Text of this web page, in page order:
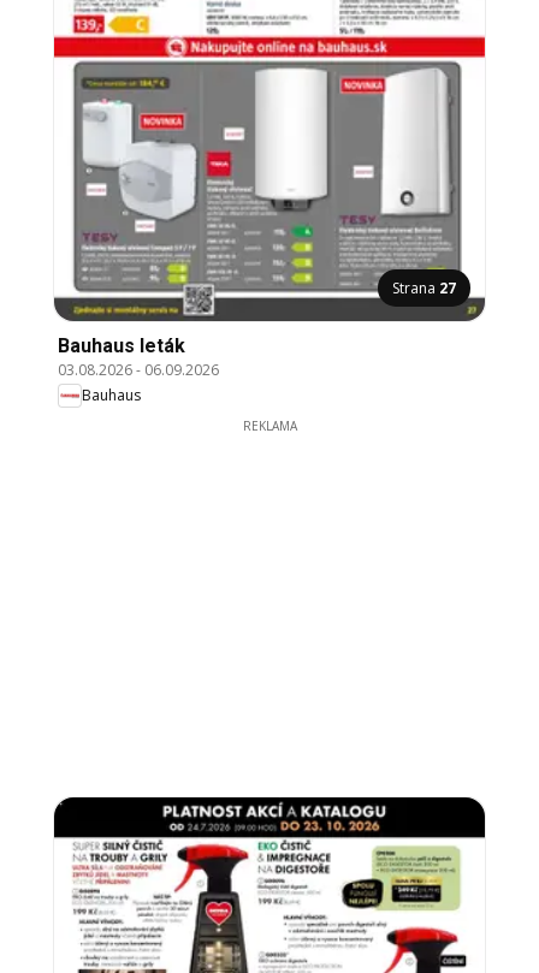
Strana 27
Bauhaus leták
03.08.2026- 06.09.2026
Bauhaus
REKLAMA